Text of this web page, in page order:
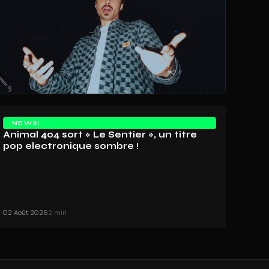
NEWS
Animal 404 sort « Le Sentier », un titre
pop electronique sombre !
02 Août 20262 min